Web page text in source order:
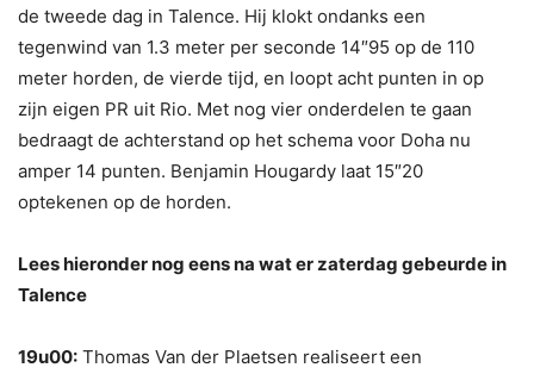
de tweede dag in Talence. Hij klokt ondanks een
tegenwind van 1.3 meter per seconde 14″95 op de 110
meter horden, de vierde tijd, en loopt acht punten in op
zijn eigen PR uit Rio. Met nog vier onderdelen te gaan
bedraagt de achterstand op het schema voor Doha nu
amper 14 punten. Benjamin Hougardy laat 15″20
optekenen op de horden.
Lees hieronder nog eens na wat er zaterdag gebeurde in
Talence
19u00: Thomas Van der Plaetsen realiseert een